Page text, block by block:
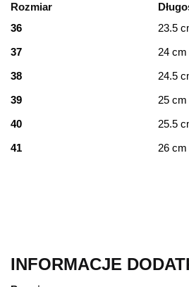
Rozmiar
36
23.5
37
24 cm
38
24.5
39
25 cm
40
25.5
41
26 cm
INFORMACJE